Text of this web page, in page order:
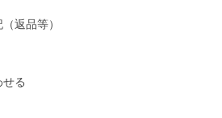
返品等）
る